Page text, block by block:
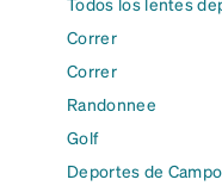
Correr
Correr
Randonnee
Golf
Deportes de Campo